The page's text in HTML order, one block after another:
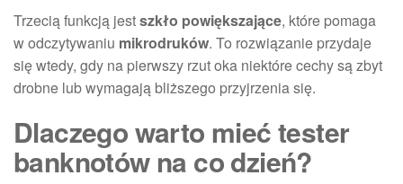
Trzecią funkcją jestszkło powiększające, które pomaga
w odczytywaniu mikrodruków. To rozwiązanie przydaje
się wtedy, gdy na pierwszy rzut oka niektóre cechy są zbyt
drobne lub wymagają bliższego przyjrzenia się.
Dlaczego warto mieć tester
banknotów na co dzień?